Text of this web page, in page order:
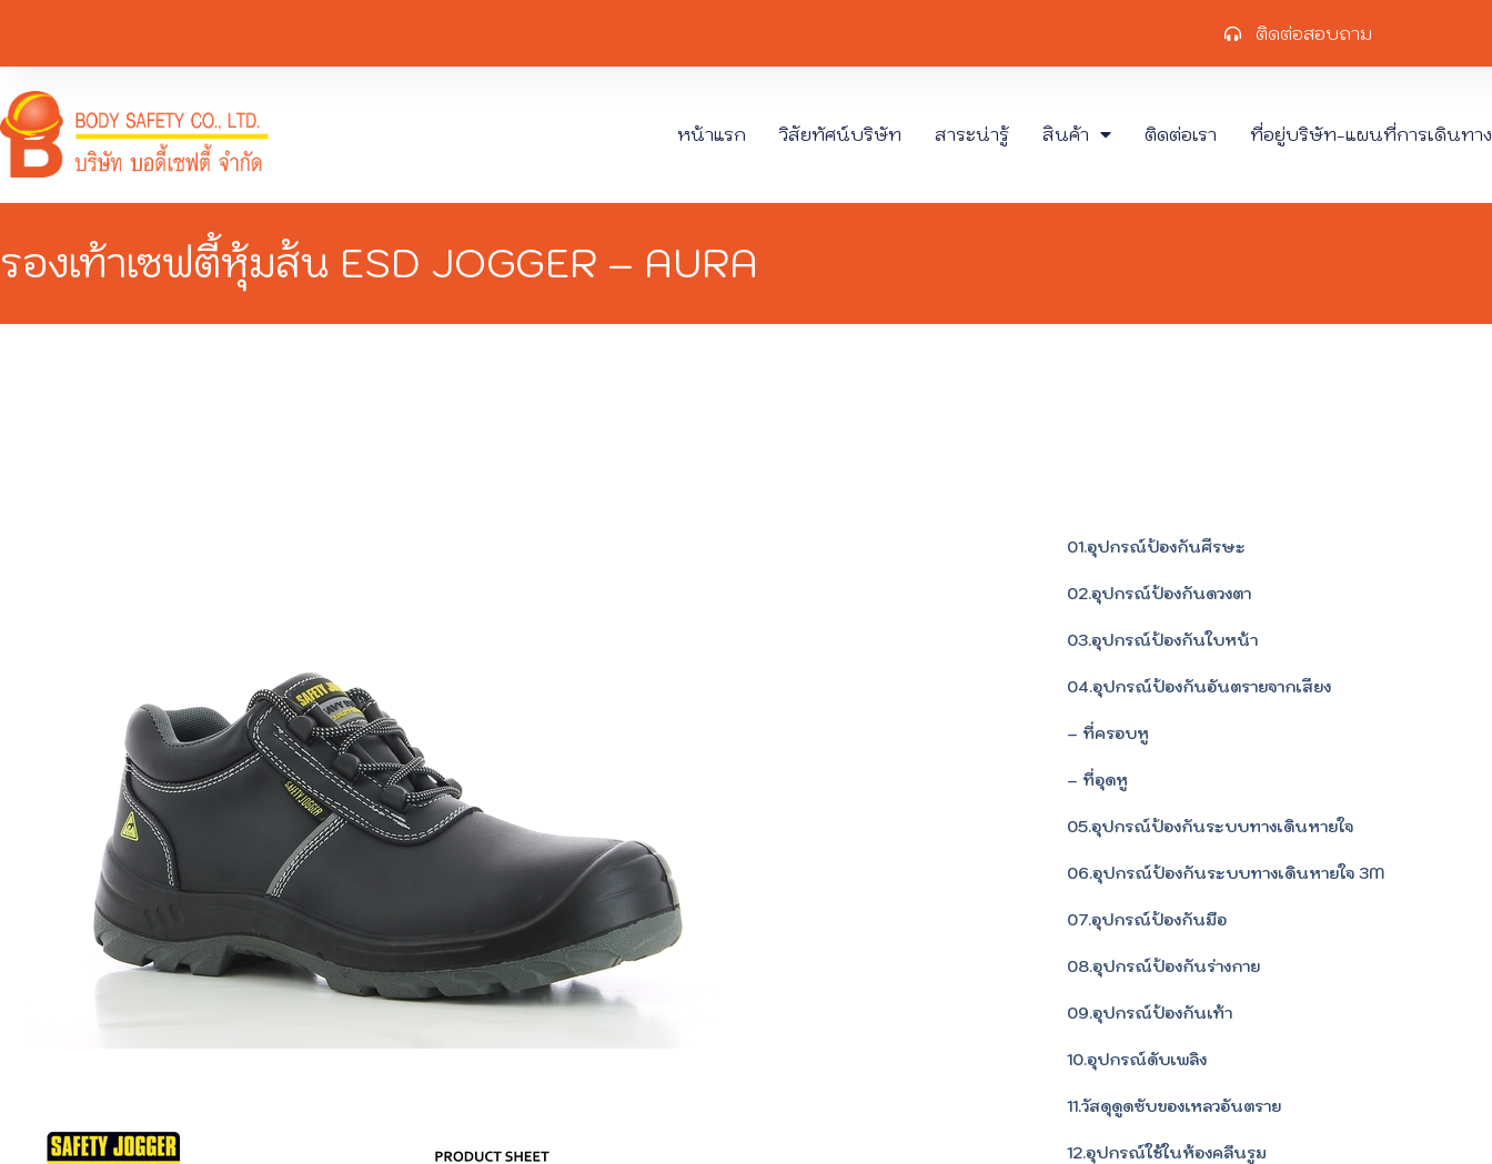
ติดต่อสอบถาม
หน้าแรก วิสัยทัศน์บริษัท สาระน่ารู้ สินค้า ติดต่อเรา ที่อยู่บริษัท-แผนที่การเดินทาง
รองเท้าเซฟตี้หุ้มส้น ESD JOGGER – AURA
01.อุปกรณ์ป้องกันศีรษะ
02.อุปกรณ์ป้องกันดวงตา
03.อุปกรณ์ป้องกันใบหน้า
04.อุปกรณ์ป้องกันอันตรายจากเสียง
– ที่ครอบหู
– ที่อุดหู
05.อุปกรณ์ป้องกันระบบทางเดินหายใจ
06.อุปกรณ์ป้องกันระบบทางเดินหายใจ 3M
07.อุปกรณ์ป้องกันมือ
08.อุปกรณ์ป้องกันร่างกาย
09.อุปกรณ์ป้องกันเท้า
10.อุปกรณ์ดับเพลิง
11.วัสดุดูดซับของเหลวอันตราย
12.อุปกรณ์ใช้ในห้องคลีนรูม